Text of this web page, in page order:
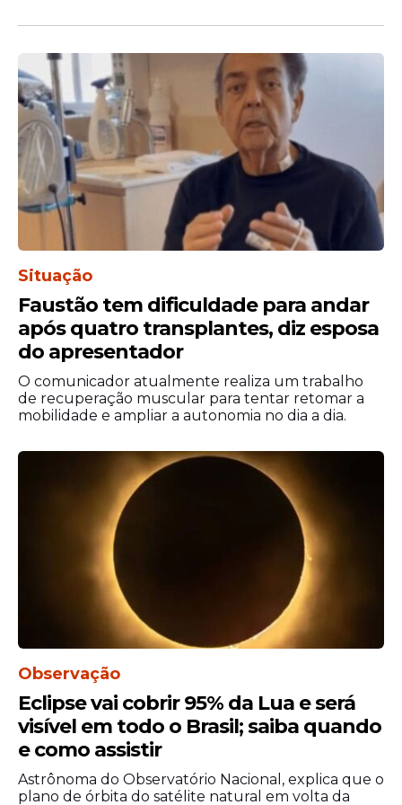
No texto, obtido pelo portal G1 e pela rádio
Itatiaia, ela diz sofrer ameaças de agiotas e
pede "socorro pelos meus filhos, familiares,
pelo meu companheiro".
Leia o texto da carta na
íntegra:
As autoridades, hoje, dia 02/07/2026
Eu peço socorro pelos meus filhos,
familiares, pelo meu companheiro.
Situação
Faustão tem dificuldade para andar
após quatro transplantes, diz esposa
do apresentador
O comunicador atualmente realiza um trabalho
de recuperação muscular para tentar retomar a
mobilidade e ampliar a autonomia no dia a dia.
Observação
Eclipse vai cobrir 95% da Lua e será
visível em todo o Brasil; saiba quando
e como assistir
Astrônoma do Observatório Nacional, explica que o
plano de órbita do satélite natural em volta da